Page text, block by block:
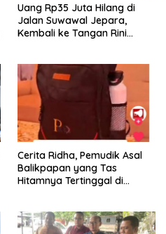
Uang Rp35 Juta Hilang di
Jalan Suwawal Jepara,
Kembali ke Tangan Rini
Cerita Ridha, Pemudik Asal
Balikpapan yang Tas
Hitamnya Tertinggal di